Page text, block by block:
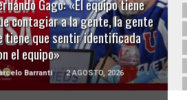
Gago: «El equipo tiene
contagiar a la gente, la gente
tiene que sentir identificada
el equipo»
Barranti 2 AGOSTO, 2026